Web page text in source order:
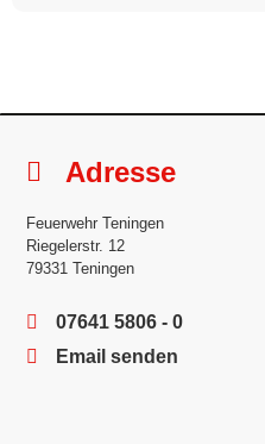
Adresse
Feuerwehr Teningen
Riegelerstr. 12
79331 Teningen
07641 5806 - 0
Email senden